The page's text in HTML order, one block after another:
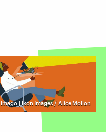
Imago | Ikon Images / Alice Mollon